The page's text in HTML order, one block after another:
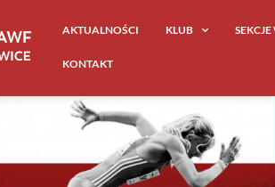
AKTUALNOŚCI KLUB
KONTAKT